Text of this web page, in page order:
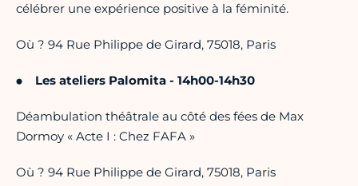
célébrer une expérience positive à la féminité.
Où ? 94 Rue Philippe de Girard, 75018, Paris
Les ateliers Palomita - 14h00-14h30
Déambulation théâtrale au côté des fées de Max
Dormoy « Acte I : Chez FAFA »
Où ? 94 Rue Philippe de Girard, 75018, Paris